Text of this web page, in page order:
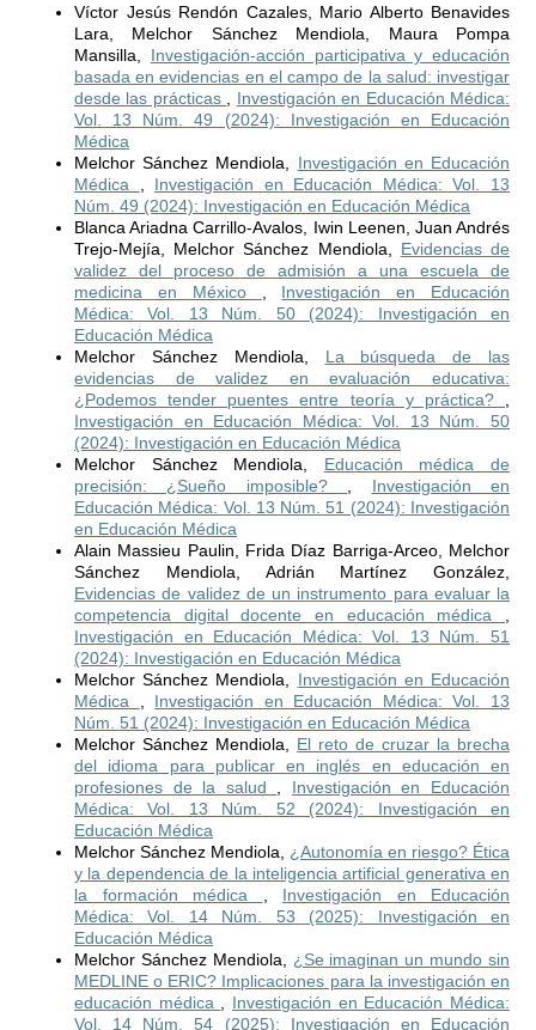
Víctor Jesús Rendón Cazales, Mario Alberto Benavides
Lara, Melchor Sánchez Mendiola, Maura Pompa
Mansilla, Investigación-acción participativa y educación
basada en evidencias en el campo de la salud: investigar
desde las prácticas
Investigación en Educación Médica:
Vol. 13 Núm. 49 (2024): Investigación en Educación
Médica
Melchor Sánchez Mendiola, Investigación en Educación
Médica
Investigación en Educación Médica: Vol. 13
Núm. 49 (2024): Investigación en Educación Médica
Blanca Ariadna Carrillo-Avalos, Iwin Leenen, Juan Andrés
Trejo-Mejía, Melchor Sánchez Mendiola, Evidencias de
validez del proceso de admisión a una escuela de
medicina en México
Investigación en Educación
Médica: Vol. 13 Núm. 50 (2024): Investigación en
Educación Médica
Melchor Sánchez Mendiola, La búsqueda de las
evidencias de validez en evaluación educativa:
¿Podemos tender puentes entre teoría y práctica?
Investigación en Educación Médica: Vol. 13 Núm. 50
(2024): Investigación en Educación Médica
Melchor Sánchez Mendiola, Educación médica de
precisión: ¿Sueño imposible?
Investigación en
Educación Médica: Vol. 13 Núm. 51 (2024): Investigación
en Educación Médica
Alain Massieu Paulin, Frida Díaz Barriga-Arceo, Melchor
Sánchez Mendiola, Adrián Martínez González,
Evidencias de validez de un instrumento para evaluar la
competencia digital docente en educación médica
Investigación en Educación Médica: Vol. 13 Núm. 51
(2024): Investigación en Educación Médica
Melchor Sánchez Mendiola, Investigación en Educación
Médica
Investigación en Educación Médica: Vol. 13
Núm. 51 (2024): Investigación en Educación Médica
Melchor Sánchez Mendiola, El reto de cruzar la brecha
del idioma para publicar en inglés en educación en
profesiones de la salud
Investigación en Educación
Médica: Vol. 13 Núm. 52 (2024): Investigación en
Educación Médica
Melchor Sánchez Mendiola, ¿Autonomía en riesgo? Ética
y la dependencia de la inteligencia artificial generativa en
la formación médica
Investigación en Educación
Médica: Vol. 14 Núm. 53 (2025): Investigación en
Educación Médica
Melchor Sánchez Mendiola, ¿Se imaginan un mundo sin
MEDLINE o ERIC? Implicaciones para la investigación en
educación médica
Investigación en Educación Médica:
Vol. 14 Núm. 54 (2025): Investigación en Educación